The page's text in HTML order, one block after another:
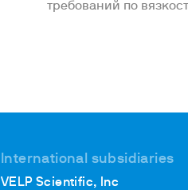
требований по
International subsidiaries
VELP Scientific, Inc